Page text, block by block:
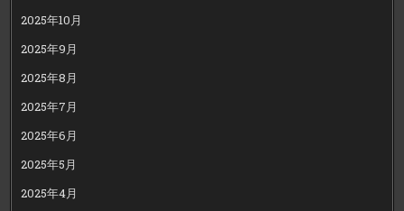
2025年10月
2025年9月
2025年8月
2025年7月
2025年6月
2025年5月
2025年4月